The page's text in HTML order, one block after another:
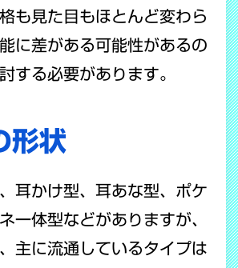
も見た目もほとんど変わら
に差がある可能性があるの
する必要があります。
形状
耳かけ型、耳あな型、ポケ
一体型などがありますが、
主に流通しているタイプは